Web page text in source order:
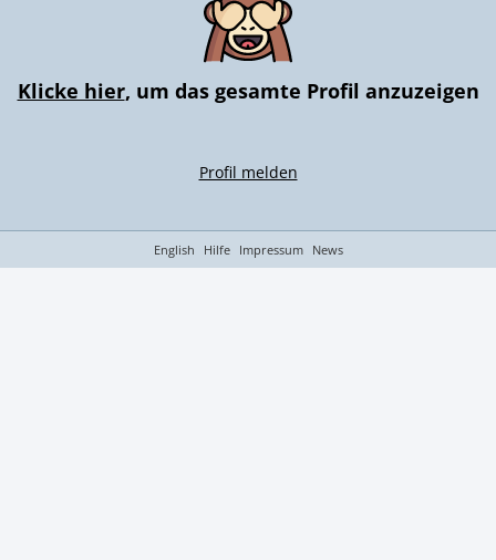
Klicke hier, um das gesamte Profil anzuzeigen
Profil melden
English Hilfe Impressum News